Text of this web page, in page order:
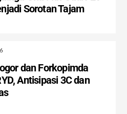
Sorotan Tajam
dan Forkopimda
Antisipasi 3C dan